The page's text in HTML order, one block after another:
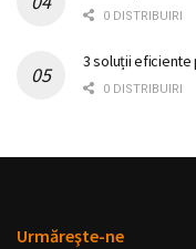
0 DISTRIBUIRI
3 soluții eficiente
0 DISTRIBUIRI
Urmăreşte-ne